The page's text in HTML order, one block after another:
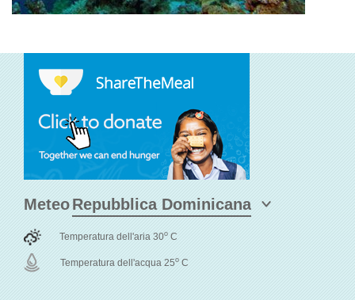
Meteo
Temperatura dell'aria 30o C
Temperatura dell'acqua 25o C